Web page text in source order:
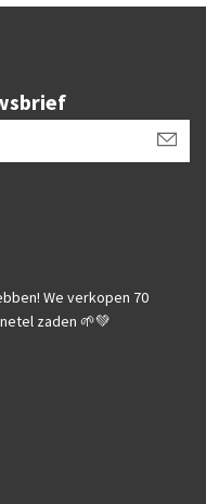
We verkopen 70
zaden 🌱💚